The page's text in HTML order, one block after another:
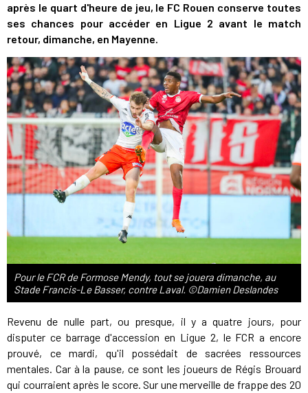
après le quart d'heure de jeu, le FC Rouen conserve toutes
ses chances pour accéder en Ligue 2 avant le match
retour, dimanche, en Mayenne.
Pour le FCR de Formose Mendy, tout se jouera dimanche, au
Stade Francis-Le Basser, contre Laval. ©Damien Deslandes
Revenu de nulle part, ou presque, il y a quatre jours, pour
disputer ce barrage d'accession en Ligue 2, le FCR a encore
prouvé, ce mardi, qu'il possédait de sacrées ressources
mentales. Car à la pause, ce sont les joueurs de Régis Brouard
qui courraient après le score. Sur une merveille de frappe des 20